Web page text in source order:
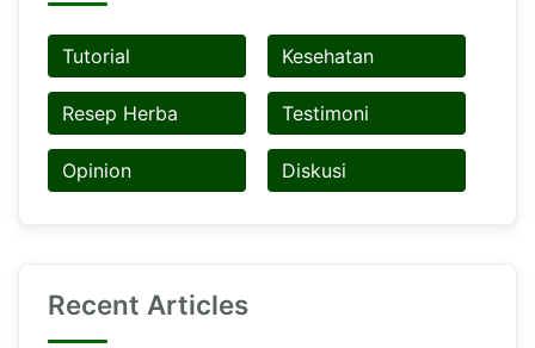
Tutorial Kesehatan
Resep Herba Testimoni
Opinion Diskusi
Recent Articles